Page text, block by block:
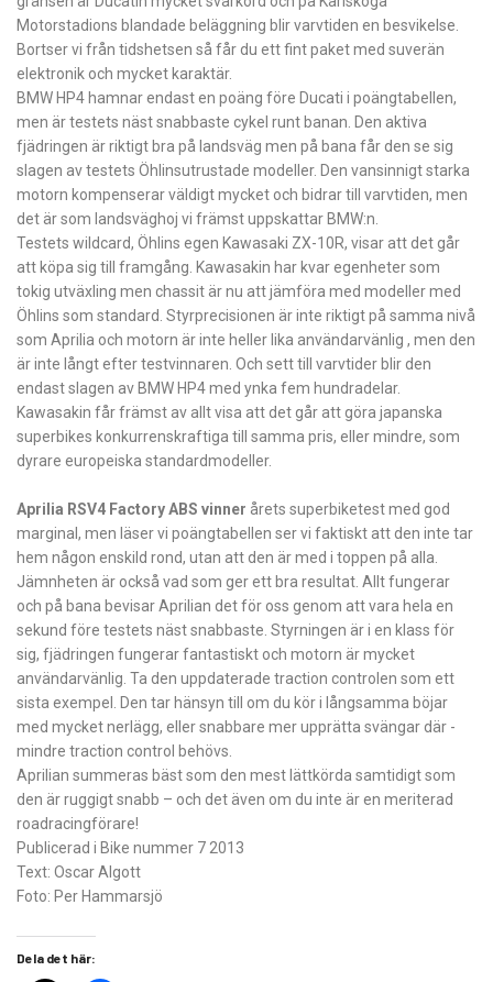
Motorstadions blandade beläggning blir varvtiden en besvikelse.
Bortser vi från tidshetsen så får du ett fint paket med suverän
elektronik och mycket karaktär.
BMW HP4 hamnar endast en poäng före Ducati i poängtabellen,
men är testets näst snabbaste cykel runt banan. Den aktiva
fjädringen är riktigt bra på landsväg men på bana får den se sig
slagen av testets Öhlinsutrustade modeller. Den vansinnigt starka
motorn kompenserar väldigt mycket och bidrar till varvtiden, men
det är som landsväghoj vi främst uppskattar BMW:n.
Testets wildcard, Öhlins egen Kawasaki ZX-10R, visar att det går
att köpa sig till framgång. Kawasakin har kvar egenheter som
tokig utväxling men chassit är nu att jämföra med modeller med
Öhlins som standard. Styrprecisionen är inte riktigt på samma nivå
som Aprilia och motorn är inte heller lika användarvänlig , men den
är inte långt efter testvinnaren. Och sett till varvtider blir den
endast slagen av BMW HP4 med ynka fem hundradelar.
Kawasakin får främst av allt visa att det går att göra japanska
superbikes konkurrenskraftiga till samma pris, eller mindre, som
dyrare europeiska standardmodeller.
Aprilia RSV4 Factory ABS vinner årets superbiketest med god
marginal, men läser vi poängtabellen ser vi faktiskt att den inte tar
hem någon enskild rond, utan att den är med i toppen på alla.
Jämnheten är också vad som ger ett bra resultat. Allt fungerar
och på bana bevisar Aprilian det för oss genom att vara hela en
sekund före testets näst snabbaste. Styrningen är i en klass för
sig, fjädringen fungerar fantastiskt och motorn är mycket
användarvänlig. Ta den uppdaterade traction controlen som ett
sista exempel. Den tar hänsyn till om du kör i långsamma böjar
med mycket nerlägg, eller snabbare mer upprätta svängar där ­
mindre traction control behövs.
Aprilian summeras bäst som den mest lättkörda samtidigt som
den är ruggigt snabb – och det även om du inte är en meriterad
roadracing­förare!
Publicerad i Bike nummer 7 2013
Text: Oscar Algott
Foto: Per Hammarsjö
Dela det här: